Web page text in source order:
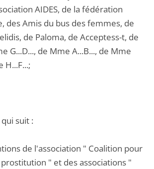
AIDES, de la fédération
des Amis du bus des femmes, de
de Paloma, de Acceptess-t, de
G...D..., de Mme A...B..., de Mme
H...F...;
suit :
de l'association " Coalition pour
" et des associations "